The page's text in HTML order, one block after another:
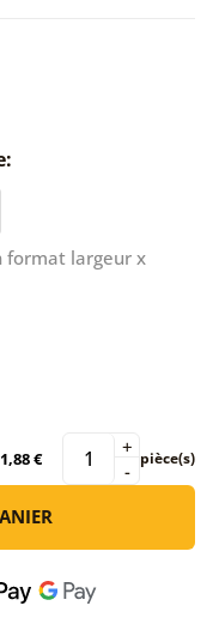
format largeur x
€ -
+ pièce(s)